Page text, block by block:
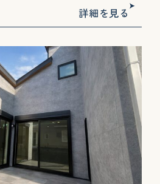
詳細を見る